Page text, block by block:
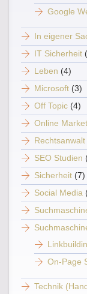
Google
In eigener
IT Sicherheit
Leben (4)
Microsoft (3)
Off Topic (4)
Online
SEO Studien
Sicherheit (7)
Social Media
On-Page
Technik